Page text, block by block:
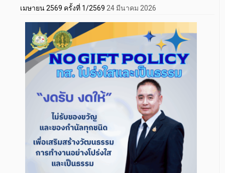
เมษายน 2569 ครั้งที่ 1/2569 24 มีนาคม 2026